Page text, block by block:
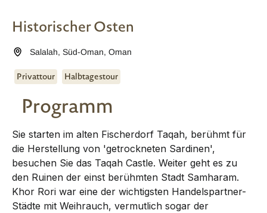
Historischer Osten
Salalah,Süd-Oman,Oman
Privattour Halbtagestour
Programm
Sie starten im alten Fischerdorf Taqah, berühmt für
die Herstellung von 'getrockneten Sardinen',
besuchen Sie das Taqah Castle. Weiter geht es zu
den Ruinen der einst berühmten Stadt Samharam.
Khor Rori war eine der wichtigsten Handelspartner-
Städte mit Weihrauch, vermutlich sogar der